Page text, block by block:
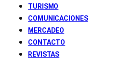
TURISMO
COMUNICACIONES
MERCADEO
CONTACTO
REVISTAS